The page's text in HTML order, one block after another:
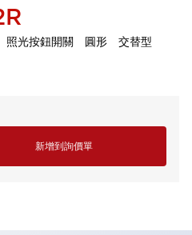
照光按鈕開關 圓形 交替型
新增到詢價單